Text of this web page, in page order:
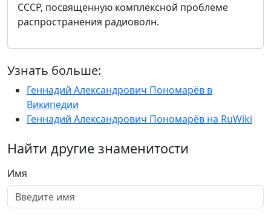
СССР, посвященную комплексной проблеме
распространения радиоволн.
Узнать больше:
Геннадий Александрович Пономарёв в
Википедии
Геннадий Александрович Пономарёв на RuWiki
Найти другие знаменитости
Имя